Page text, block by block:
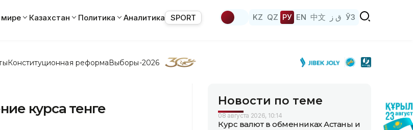
мире Казахстан Политика Аналитика SPORT KZ QZ РУ EN 中文 ق ز ЎЗ
Конституционная реформаВыборы-2026
курса тенге Новости по теме
08 августа 2026, 10:14
Курс валют в обменниках Астаны и